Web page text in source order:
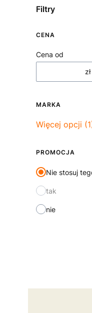
Filtry
CENA
Cena od
zł
MARKA
Marka
Więcej opcji
PROMOCJA
Nie stosuj
tak
nie